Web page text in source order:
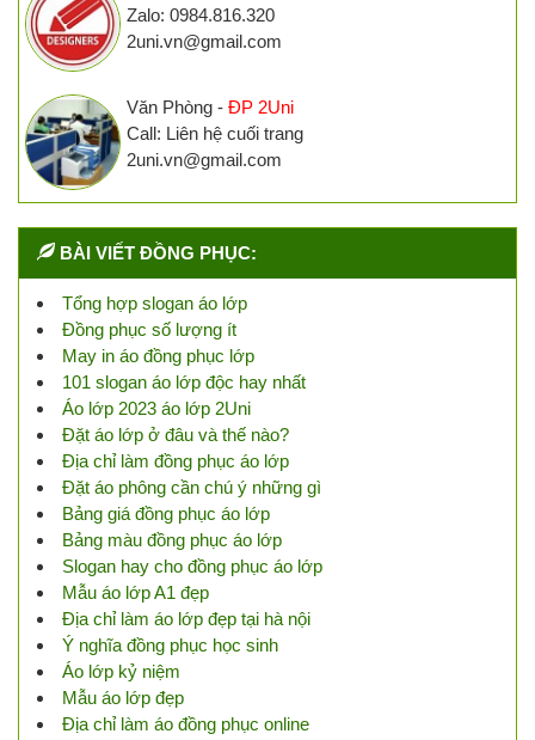
Zalo: 0984.816.320
2uni.vn@gmail.com
Văn Phòng - ĐP 2Uni
Call: Liên hệ cuối trang
2uni.vn@gmail.com
BÀI VIẾT ĐỒNG PHỤC:
Tổng hợp slogan áo lớp
Đồng phục số lượng ít
May in áo đồng phục lớp
101 slogan áo lớp độc hay nhất
Áo lớp 2023 áo lớp 2Uni
Đặt áo lớp ở đâu và thế nào?
Địa chỉ làm đồng phục áo lớp
Đặt áo phông cần chú ý những gì
Bảng giá đồng phục áo lớp
Bảng màu đồng phục áo lớp
Slogan hay cho đồng phục áo lớp
Mẫu áo lớp A1 đẹp
Địa chỉ làm áo lớp đẹp tại hà nội
Ý nghĩa đồng phục học sinh
Áo lớp kỷ niệm
Mẫu áo lớp đẹp
Địa chỉ làm áo đồng phục online